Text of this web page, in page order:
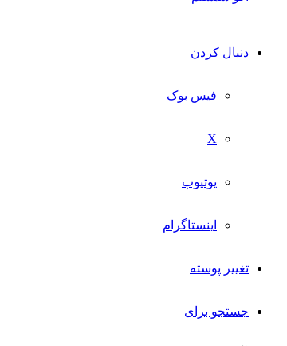
دنبال کردن
فیس بوک
X
یوتیوب
اینستاگرام
تغییر پوسته
جستجو برای